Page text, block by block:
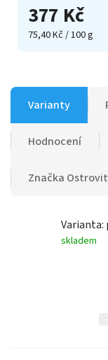
377 Kč
75,40 Kč / 100 g
Varianty
Hodnocení
Značka Ostrovit
Varianta:
skladem